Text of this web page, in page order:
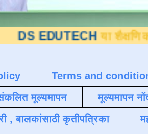
या शैक्षणिक ब्लॉगवर
Terms and
मूल्यमापन
मूल्यमापन
, बालकांसाठी कृतीपत्रिका